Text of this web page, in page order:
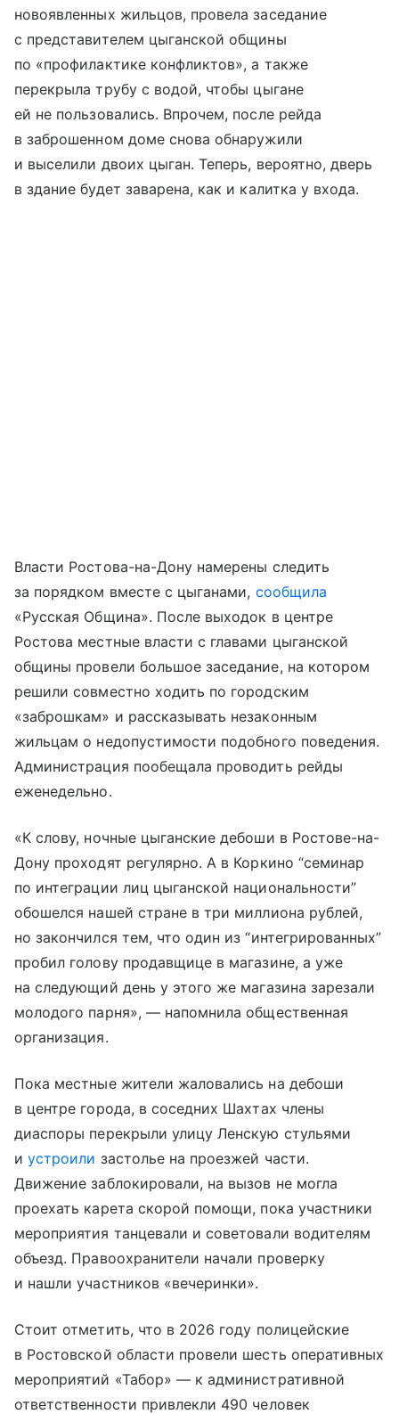
новоявленных жильцов, провела заседание
с представителем цыганской общины
по «профилактике конфликтов», а также
перекрыла трубу с водой, чтобы цыгане
ей не пользовались. Впрочем, после рейда
в заброшенном доме снова обнаружили
и выселили двоих цыган. Теперь, вероятно, дверь
в здание будет заварена, как и калитка у входа.
Власти Ростова-на-Дону намерены следить
за порядком вместе с цыганами, сообщила
«Русская Община». После выходок в центре
Ростова местные власти с главами цыганской
общины провели большое заседание, на котором
решили совместно ходить по городским
«заброшкам» и рассказывать незаконным
жильцам о недопустимости подобного поведения.
Администрация пообещала проводить рейды
еженедельно.
«К слову, ночные цыганские дебоши в Ростове-на-
Дону проходят регулярно. А в Коркино “семинар
по интеграции лиц цыганской национальности”
обошелся нашей стране в три миллиона рублей,
но закончился тем, что один из “интегрированных”
пробил голову продавщице в магазине, а уже
на следующий день у этого же магазина зарезали
молодого парня», — напомнила общественная
организация.
Пока местные жители жаловались на дебоши
в центре города, в соседних Шахтах члены
диаспоры перекрыли улицу Ленскую стульями
иустроили застолье на проезжей части.
Движение заблокировали, на вызов не могла
проехать карета скорой помощи, пока участники
мероприятия танцевали и советовали водителям
объезд. Правоохранители начали проверку
и нашли участников «вечеринки».
Стоит отметить, что в 2026 году полицейские
в Ростовской области провели шесть оперативных
мероприятий «Табор» — к административной
ответственности привлекли 490 человек